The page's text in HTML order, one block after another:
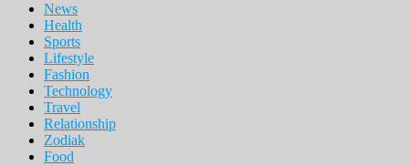
News
Health
Sports
Lifestyle
Fashion
Technology
Travel
Relationship
Zodiak
Food